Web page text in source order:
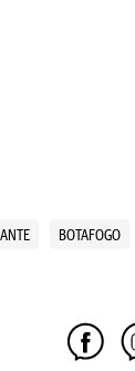
BOTAFOGO